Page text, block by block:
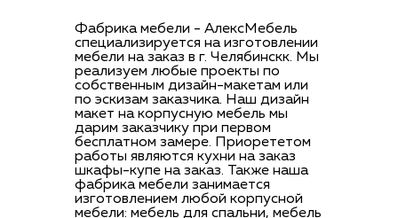
Фабрика мебели - АлексМебель
специализируется на изготовлении
мебели на заказ в г. Челябинскк. Мы
реализуем любые проекты по
собственным дизайн-макетам или
по эскизам заказчика. Наш дизайн
макет на корпусную мебель мы
дарим заказчику при первом
бесплатном замере. Приорететом
работы являются кухни на заказ
шкафы-купе на заказ. Также наша
фабрика мебели занимается
изготовлением любой корпусной
мебели: мебель для спальни, мебель